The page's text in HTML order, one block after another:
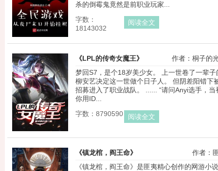
杀的倒霉鬼竟然是前职业玩家...
字数：
18143032
阅读全文
《LPL的传奇女魔王》
作者：桐子的
梦回S7，是个18岁美少女。 上一世卷了一辈子
柳安艺决定这一世做个日子人。 但阴差阳错下
招募进入了职业战队。 ...... “请问Anyi选手，当
你用ID...
字数：8790590
阅读全文
《镇龙棺，阎王命》
作者：
《镇龙棺，阎王命》是匪夷精心创作的网游小